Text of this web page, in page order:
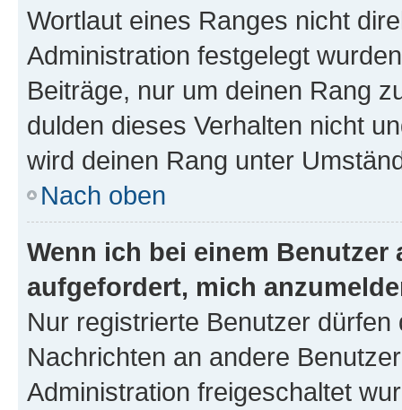
Wortlaut eines Ranges nicht
Administration festgelegt
Beiträge, nur um deinen Rang
dulden dieses Verhalten nicht
wird deinen Rang unter
Nach oben
Wenn ich bei einem
aufgefordert, mich
Nur registrierte Benutzer
Nachrichten an andere
Administration freigeschaltet